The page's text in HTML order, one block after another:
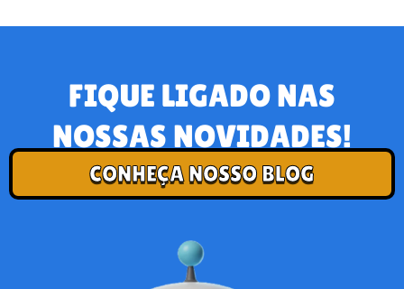
FIQUE LIGADO NAS
NOSSAS NOVIDADES!
CONHEÇA NOSSO BLOG